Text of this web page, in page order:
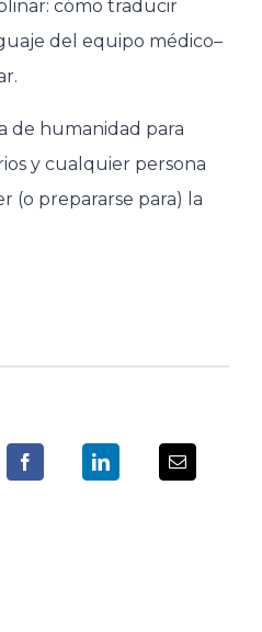
cómo traducir
del equipo médico–
de humanidad para
y cualquier persona
(o prepararse para) la